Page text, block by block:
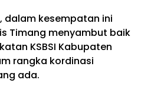
dalam kesempatan ini
Timang menyambut baik
KSBSI Kabupaten
rangka kordinasi
ada.